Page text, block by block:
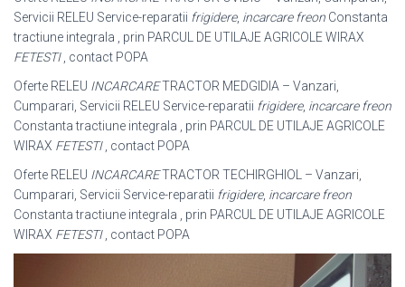
Servicii RELEU Service-reparatii frigidere, incarcare freon Constanta
tractiune integrala , prin PARCUL DE UTILAJE AGRICOLE WIRAX
FETESTI, contact POPA
Oferte RELEU INCARCARETRACTOR MEDGIDIA – Vanzari,
Cumparari, Servicii RELEU Service-reparatii frigidere, incarcare freon
Constanta tractiune integrala , prin PARCUL DE UTILAJE AGRICOLE
WIRAX FETESTI, contact POPA
Oferte RELEU INCARCARETRACTOR TECHIRGHIOL – Vanzari,
Cumparari, Servicii Service-reparatii frigidere, incarcare freon
Constanta tractiune integrala , prin PARCUL DE UTILAJE AGRICOLE
WIRAX FETESTI, contact POPA